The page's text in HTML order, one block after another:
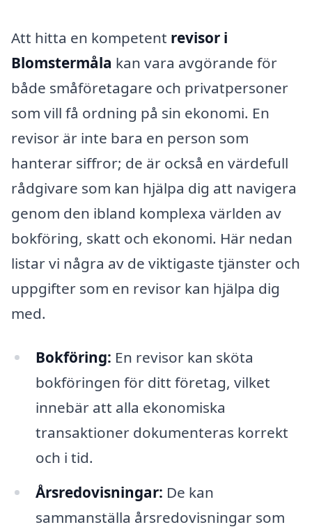
Att hitta en kompetent revisor i
Blomstermåla kan vara avgörande för
både småföretagare och privatpersoner
som vill få ordning på sin ekonomi. En
revisor är inte bara en person som
hanterar siffror; de är också en värdefull
rådgivare som kan hjälpa dig att navigera
genom den ibland komplexa världen av
bokföring, skatt och ekonomi. Här nedan
listar vi några av de viktigaste tjänster och
uppgifter som en revisor kan hjälpa dig
med.
Bokföring: En revisor kan sköta
bokföringen för ditt företag, vilket
innebär att alla ekonomiska
transaktioner dokumenteras korrekt
och i tid.
Årsredovisningar: De kan
sammanställa årsredovisningar som